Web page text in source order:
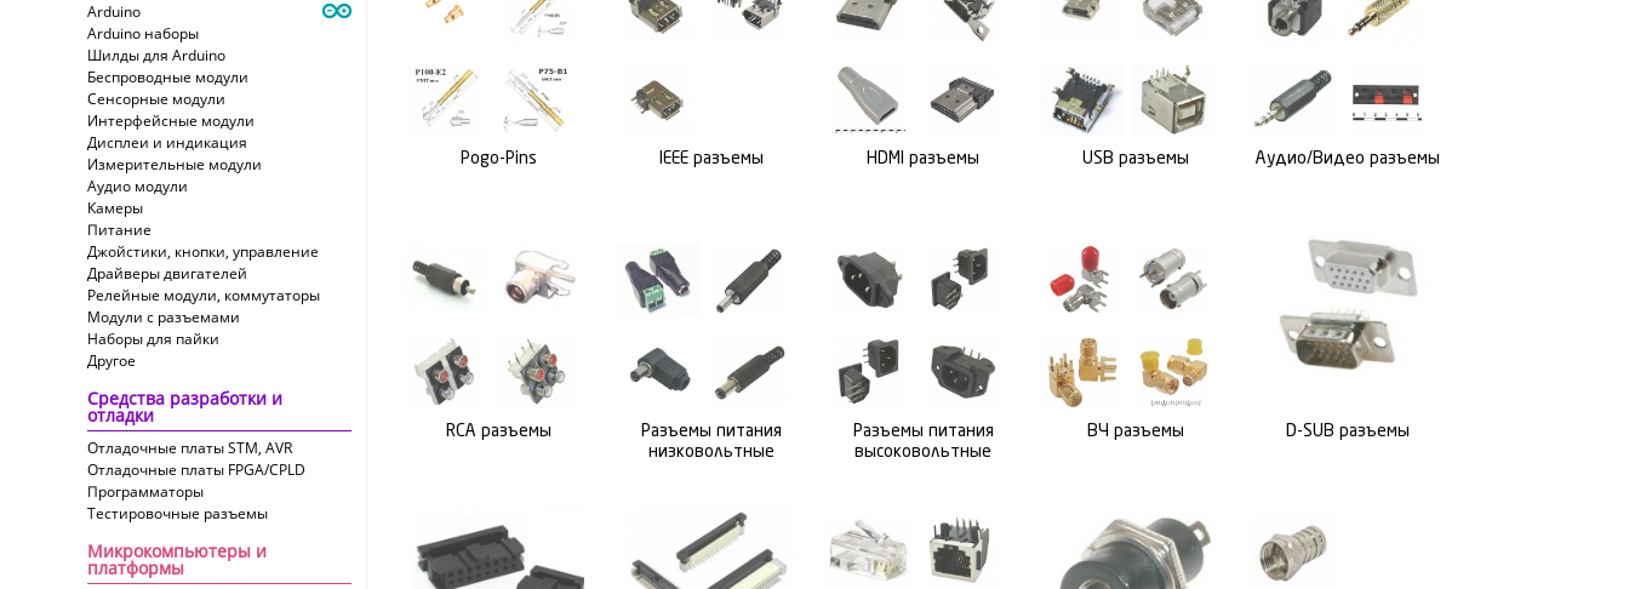
Arduino
Arduino наборы
Шилды для Arduino
Беспроводные модули
Сенсорные модули
Интерфейсные модули
Дисплеи и индикация
Измерительные модули
Аудио модули
Камеры
Питание
Джойстики, кнопки, управление
Драйверы двигателей
Релейные модули, коммутаторы
Модули с разъемами
Наборы для пайки
Другое
Средства разработки и
отладки
Отладочные платы STM, AVR
Отладочные платы FPGA/CPLD
Программаторы
Тестировочные разъемы
Микрокомпьютеры и
платформы
Pogo-Pins IEEE разъемы HDMI разъемы USB разъемы Аудио/Видео разъемы
RCA разъемы
Разъемы питания
низковольтные
Разъемы питания
высоковольтные
ВЧ разъемы D-SUB разъемы